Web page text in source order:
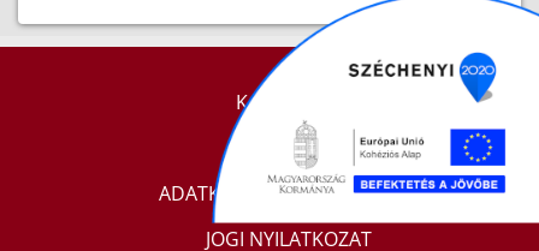
KAPCSOLAT
IMPRESSZUM
ADATKEZELÉSI TÁJÉKOZTATÓ
JOGI NYILATKOZAT